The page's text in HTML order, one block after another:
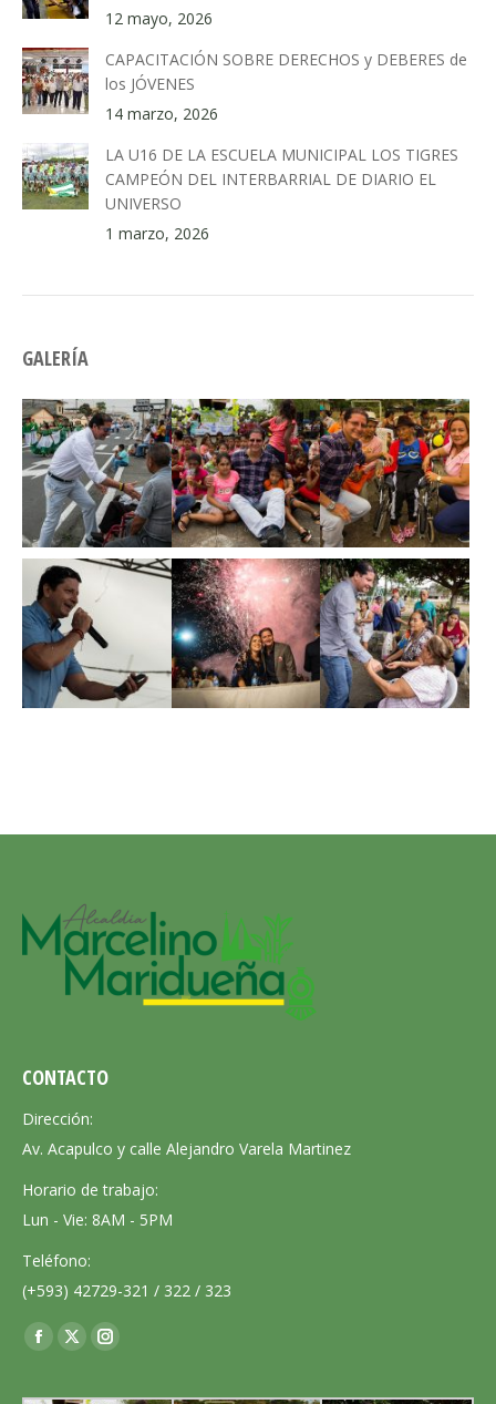
12 mayo, 2026
CAPACITACIÓN SOBRE DERECHOS y DEBERES de
los JÓVENES
14 marzo, 2026
LA U16 DE LA ESCUELA MUNICIPAL LOS TIGRES
CAMPEÓN DEL INTERBARRIAL DE DIARIO EL
UNIVERSO
1 marzo, 2026
GALERÍA
CONTACTO
Dirección:
Av. Acapulco y calle Alejandro Varela Martinez
Horario de trabajo:
Lun - Vie: 8AM - 5PM
Teléfono:
(+593) 42729-321 / 322 / 323
Encuéntranos en:
Facebook
X
Instagram